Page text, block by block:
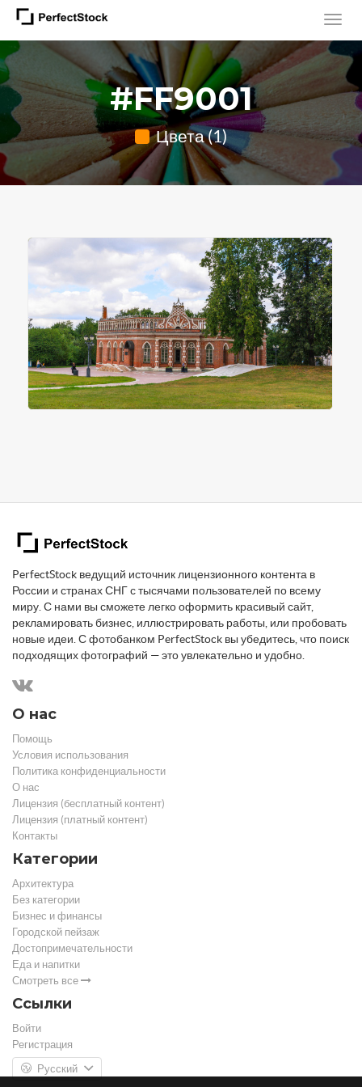
#FF9001
Цвета (1)
PerfectStock ведущий источник лицензионного контента в
России и странах СНГ с тысячами пользователей по всему
миру. С нами вы сможете легко оформить красивый сайт,
рекламировать бизнес, иллюстрировать работы, или пробовать
новые идеи. С фотобанком PerfectStock вы убедитесь, что поиск
подходящих фотографий — это увлекательно и удобно.
О нас
Помощь
Условия использования
Политика конфиденциальности
О нас
Лицензия (бесплатный контент)
Лицензия (платный контент)
Контакты
Категории
Архитектура
Без категории
Бизнес и финансы
Городской пейзаж
Достопримечательности
Еда и напитки
Смотреть все
Ссылки
Войти
Регистрация
Русский